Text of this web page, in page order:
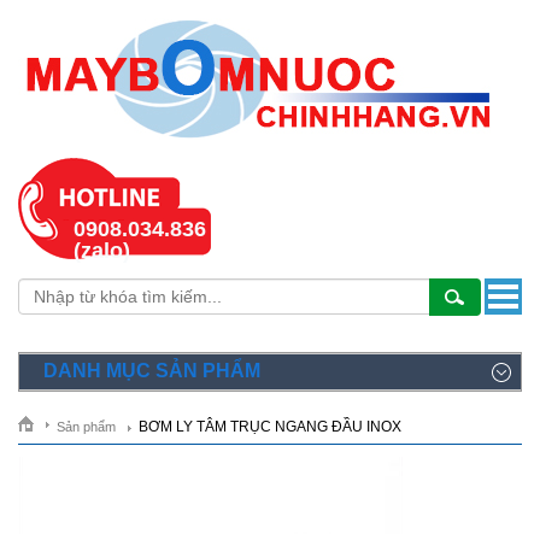
0908.034.836
(zalo)
DANH MỤC SẢN PHẨM
Sản phẩm BƠM LY TÂM TRỤC NGANG ĐẦU INOX